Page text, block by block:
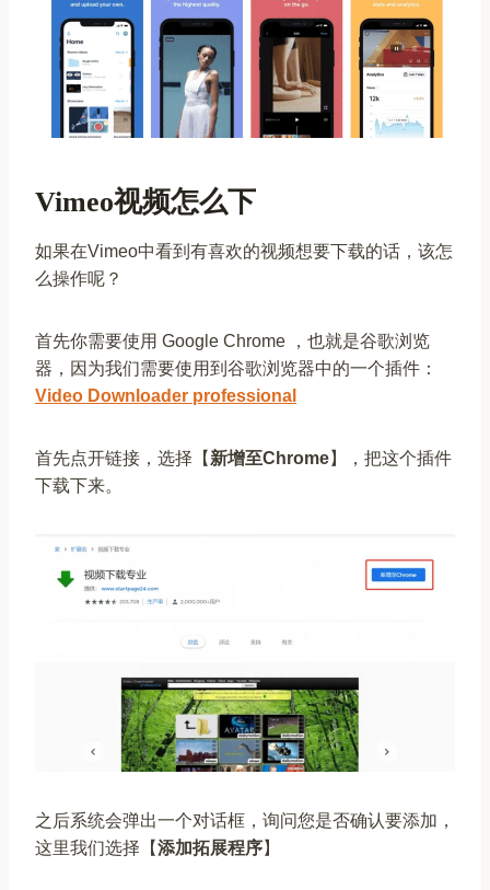
Vimeo视频怎么下
如果在Vimeo中看到有喜欢的视频想要下载的话，该怎
么操作呢？
首先你需要使用 Google Chrome ，也就是谷歌浏览
器，因为我们需要使用到谷歌浏览器中的一个插件：
Video Downloader professional
首先点开链接，选择【 新增至Chrome】，把这个插件
下载下来。
之后系统会弹出一个对话框，询问您是否确认要添加，
这里我们选择【添加拓展程序】